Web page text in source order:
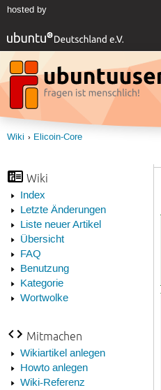
hosted by
Wiki Elicoin-Core
Wiki
Index
Letzte Änderungen
Liste neuer Artikel
Übersicht
FAQ
Benutzung
Kategorie
Wortwolke
Mitmachen
Wikiartikel anlegen
Howto anlegen
Wiki-Referenz